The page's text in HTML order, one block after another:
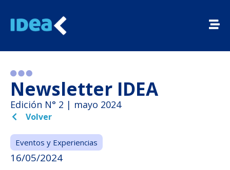
Newsletter IDEA
Edición N° 2 | mayo 2024
Volver
Eventos y Experiencias
16/05/2024